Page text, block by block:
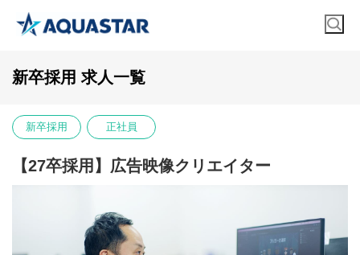
新卒採用 求人一覧
新卒採用 正社員
【27卒採用】広告映像クリエイター